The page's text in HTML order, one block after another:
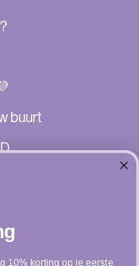
buurt
10% korting op je eerste